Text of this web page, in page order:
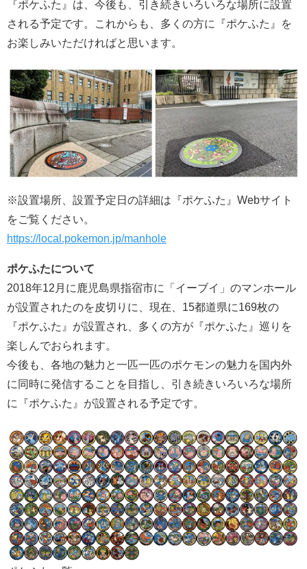
『ポケふた』は、今後も、引き続きいろいろな場所に設置
される予定です。これからも、多くの方に『ポケふた』を
お楽しみいただければと思います。
※設置場所、設置予定日の詳細は『ポケふた』Webサイト
をご覧ください。
https://local.pokemon.jp/manhole
ポケふたについて
2018年12月に鹿児島県指宿市に「イーブイ」のマンホール
が設置されたのを皮切りに、現在、15都道県に169枚の
『ポケふた』が設置され、多くの方が『ポケふた』巡りを
楽しんでおられます。
今後も、各地の魅力と一匹一匹のポケモンの魅力を国内外
に同時に発信することを目指し、引き続きいろいろな場所
に『ポケふた』が設置される予定です。